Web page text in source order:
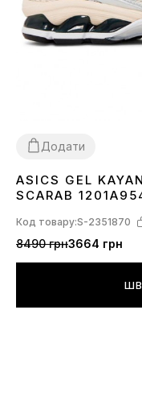
Додати
36 37383941 4344
ASICS GEL
SCARAB
Код товару:S-2351870
8490 грн3664 грн